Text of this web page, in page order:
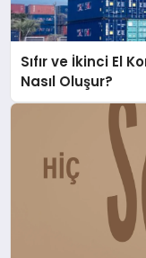
Sıfır ve İkinci El
Nasıl Oluşur?